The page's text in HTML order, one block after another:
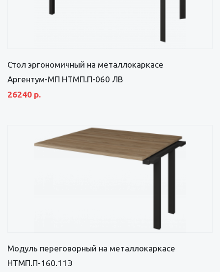
Стол эргономичный на металлокаркасе
Аргентум-МП НТМП.П-060 ЛВ
26240 р.
Модуль переговорный на металлокаркасе
НТМП.П-160.11Э